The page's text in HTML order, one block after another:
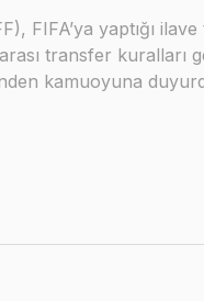
FIFA’ya yaptığı
transfer kuralları
kamuoyuna